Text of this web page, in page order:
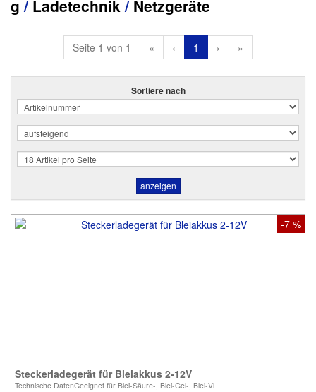
g / Ladetechnik/ Netzgeräte
Seite 1 von 1 « ‹ 1 › »
Sortiere nach
-7 %
Steckerladegerät für Bleiakkus 2-12V
Technische DatenGeeignet für Blei-Säure-, Blei-Gel-, Blei-Vl